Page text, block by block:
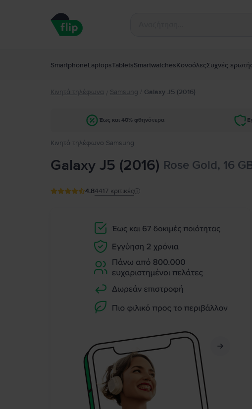
SmartphoneLaptopsTabletsSmartwatchesΚονσόλεςΣυχνές
Κινητά τηλέφωνα / Samsung / Galaxy J5 (2016)
Έως και 40% φθηνότερα
Κινητό τηλέφωνο Samsung
Galaxy J5 (2016) Rose Gold, 16
4.84417 κριτικές